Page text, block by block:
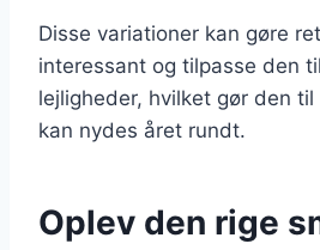
Disse variationer kan gøre
interessant og tilpasse den
lejligheder, hvilket gør den
kan nydes året rundt.
Oplev den rige